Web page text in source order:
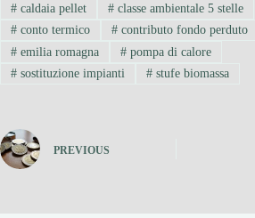
#caldaia pellet #classe ambientale 5 stelle
#conto termico #contributo fondo perduto
#emilia romagna #pompa di calore
#sostituzione impianti #stufe biomassa
PREVIOUS